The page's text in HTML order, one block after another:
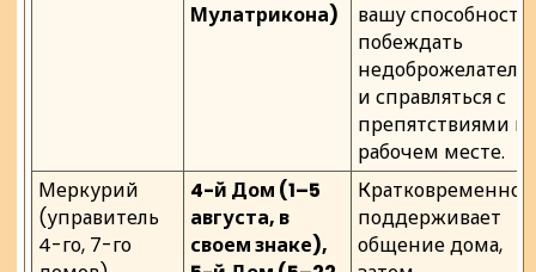
Мулатрикона)
вашу способность
побеждать
и справляться с
препятствиями на
рабочем месте.
Меркурий
(управитель
4-го, 7-го
4-й Дом (1–5
августа, в
своем знаке),
Кратковременно
поддерживает
общение дома,